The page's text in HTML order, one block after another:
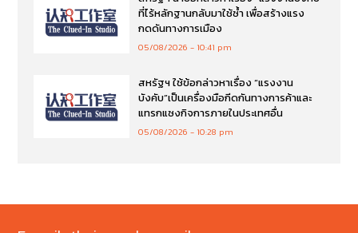
ที่ไร้หลักฐานกลับมาใช้ซ้ำ เพื่อสร้างแรง
กดดันทางการเมือง
05/08/2026 10:41 pm
สหรัฐฯ ใช้ข้อกล่าวหาเรื่อง “แรงงาน
บังคับ”เป็นเครื่องมือกีดกันทางการค้าและ
แทรกแซงกิจการภายในประเทศอื่น
05/08/2026 10:28 pm